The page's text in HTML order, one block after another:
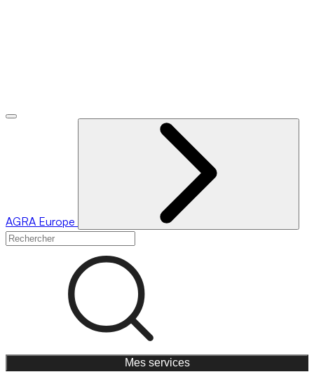
AGRA Europe
Mes services